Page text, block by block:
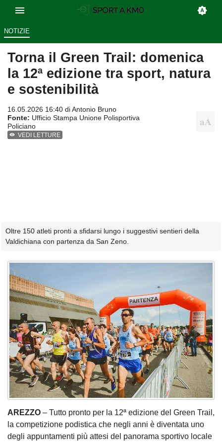
NOTIZIE
Torna il Green Trail: domenica
la 12ª edizione tra sport, natura
e sostenibilità
16.05.2026 16:40 diAntonio Bruno
Fonte: Ufficio Stampa Unione Polisportiva
Policiano
VEDI LETTURE
Oltre 150 atleti pronti a sfidarsi lungo i suggestivi sentieri della
Valdichiana con partenza da San Zeno.
AREZZO – Tutto pronto per la 12ª edizione del Green Trail,
la competizione podistica che negli anni è diventata uno
degli appuntamenti più attesi del panorama sportivo locale